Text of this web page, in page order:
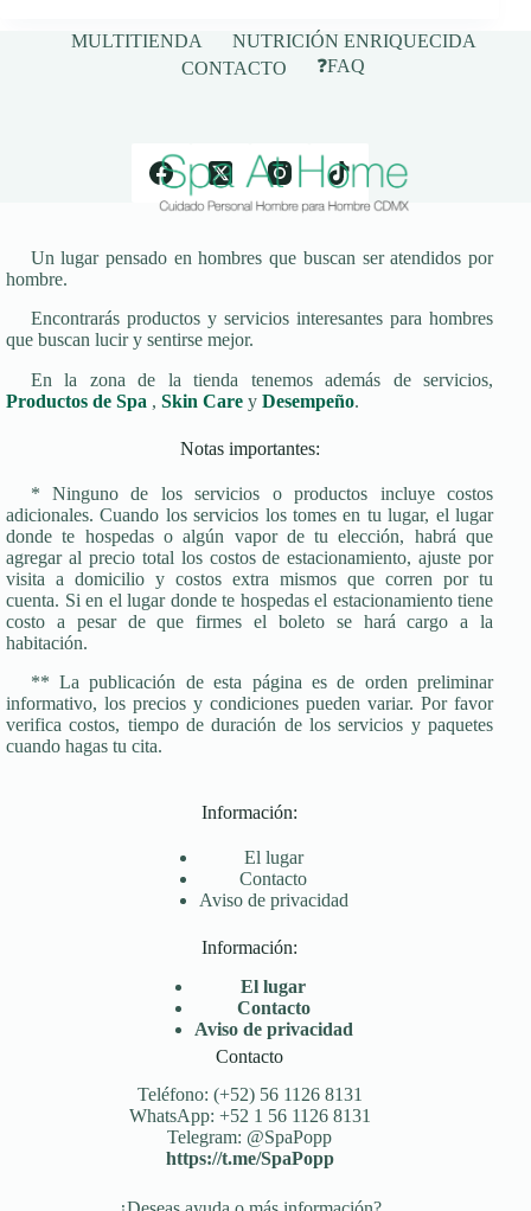
MULTITIENDA
NUTRICIÓN ENRIQUECIDA
CONTACTO
❓FAQ
Un lugar pensado en hombres que buscan ser atendidos por
hombre.
Encontrarás productos y servicios interesantes para hombres
que buscan lucir y sentirse mejor.
En la zona de la tienda tenemos además de servicios,
Productos de Spa , Skin Care y Desempeño.
Notas importantes:
* Ninguno de los servicios o productos incluye costos
adicionales. Cuando los servicios los tomes en tu lugar, el lugar
donde te hospedas o algún vapor de tu elección, habrá que
agregar al precio total los costos de estacionamiento, ajuste por
visita a domicilio y costos extra mismos que corren por tu
cuenta. Si en el lugar donde te hospedas el estacionamiento tiene
costo a pesar de que firmes el boleto se hará cargo a la
habitación.
** La publicación de esta página es de orden preliminar
informativo, los precios y condiciones pueden variar. Por favor
verifica costos, tiempo de duración de los servicios y paquetes
cuando hagas tu cita.
Información:
El lugar
Contacto
Aviso de privacidad
Información:
El lugar
Contacto
Aviso de privacidad
Contacto
Teléfono: (+52) 56 1126 8131
WhatsApp: +52 1 56 1126 8131
Telegram: @SpaPopp
https://t.me/SpaPopp